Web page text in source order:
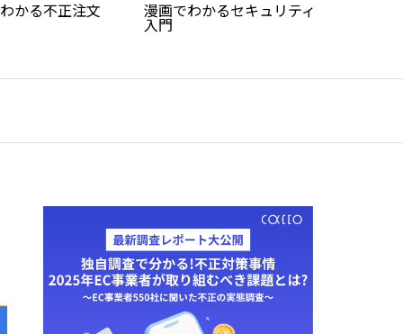
かる不正注文
漫画でわかるセキュリティ
入門